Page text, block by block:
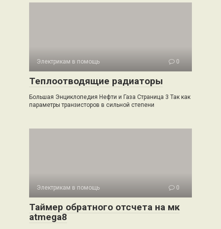
Электрикам в помощь 0
Теплоотводящие радиаторы
Большая Энциклопедия Нефти и Газа Cтраница 3 Так как
параметры транзисторов в сильной степени
Электрикам в помощь 0
Таймер обратного отсчета на мк
atmega8